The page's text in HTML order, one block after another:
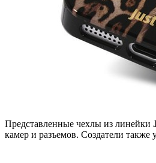
Представленные чехлы из линейки
камер и разъемов. Создатели также